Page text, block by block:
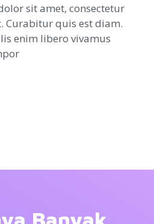
sit amet, consectetur
Curabitur quis est diam.
enim libero vivamus